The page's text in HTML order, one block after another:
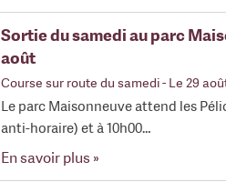
Sortie du samedi au parc
août
Course sur route du samedi- Le 29
Le parc Maisonneuve attend les
anti-horaire) et à 10h00…
En savoir plus »